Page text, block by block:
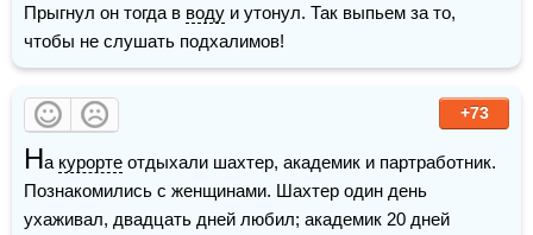
Прыгнул он тогда в воду и утонул. Так выпьем за то,
чтобы не слушать подхалимов!
+73
На курорте отдыхали шахтер, академик и партработник.
Познакомились с женщинами. Шахтер один день
ухаживал, двадцать дней любил; академик 20 дней